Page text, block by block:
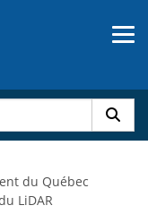
du Québec
LiDAR